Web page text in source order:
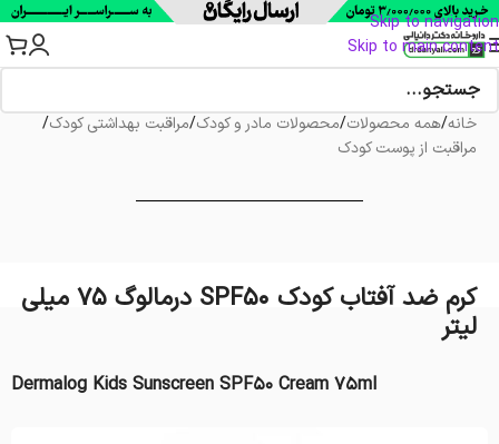
Skip to navigation
Skip to main content
خانه/همه محصولات/محصولات مادر و کودک/مراقبت بهداشتی کودک/
مراقبت از پوست کودک
کرم ضد آفتاب کودک SPF50 درمالوگ 75 میلی
لیتر
Dermalog Kids Sunscreen SPF50 Cream 75ml